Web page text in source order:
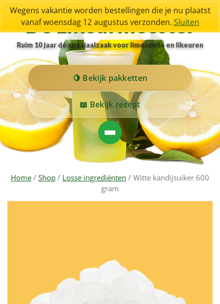
De Likeurmeester
Ruim 10 jaar dé speciaalzaak voor limoncello en likeuren
Bekijk pakketten
Bekijk recept
Home / Shop / Losse ingrediënten / Witte kandijsuiker 600
gram
Wegens vakantie worden bestellingen die je nu plaatst
vanaf woensdag 12 augustus verzonden. Sluiten